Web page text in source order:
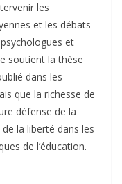
les
et les débats
et
soutient la thèse
dans les
que la richesse de
défense de la
la liberté dans les
de l’éducation.